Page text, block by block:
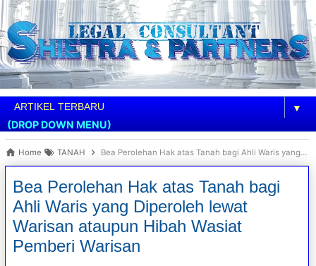
▼
(DROP DOWN MENU)
Home TANAH Bea Perolehan Hak atas Tanah bagi Ahli Waris yang Diperoleh lewat Warisan ataupun Hibah Wasiat Pemberi Warisan
Bea Perolehan Hak atas Tanah bagi
Ahli Waris yang Diperoleh lewat
Warisan ataupun Hibah Wasiat
Pemberi Warisan